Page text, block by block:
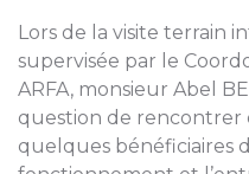
Lors de la visite terrain
supervisée par le
ARFA, monsieur Abel
question de rencontrer
quelques bénéficiaires